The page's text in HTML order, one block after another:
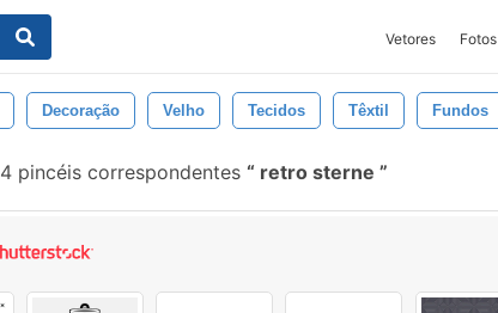
Vetores Fotos
Decoração Velho Tecidos Têxtil Fundos
pincéis correspondentes retro sterne